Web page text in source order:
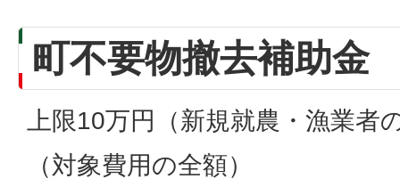
町不要物撤去補助金
上限10万円（新規就農・漁業者
（対象費用の全額）